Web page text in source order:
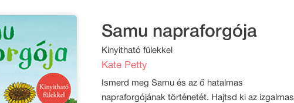
Samu napraforgója
Kinyitható fülekkel
Kate Petty
Ismerd meg Samu és az ő hatalmas
napraforgójának történetét. Hajtsd ki az izgalmas